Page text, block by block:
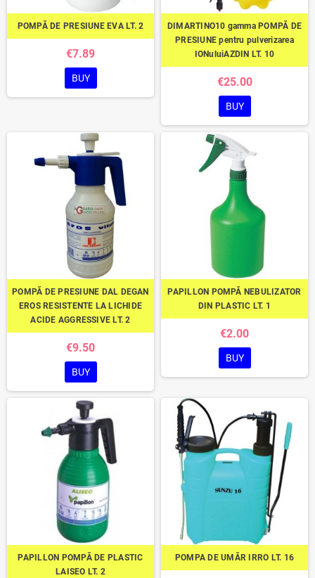
POMPĂ DE PRESIUNE EVA LT. 2
€7.89
BUY
DIMARTINO10 gamma POMPĂ DE
PRESIUNE pentru pulverizarea
IONuluiAZDIN LT. 10
€25.00
BUY
POMPĂ DE PRESIUNE DAL DEGAN
EROS RESISTENTE LA LICHIDE
ACIDE AGGRESSIVE LT. 2
€9.50
BUY
PAPILLON POMPĂ NEBULIZATOR
DIN PLASTIC LT. 1
€2.00
BUY
PAPILLON POMPĂ DE PLASTIC
LAISEO LT. 2
POMPA DE UMĂR IRRO LT. 16